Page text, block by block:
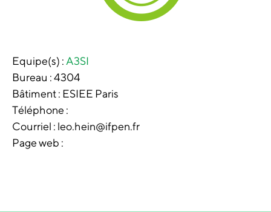
Equipe(s) : A3SI
Bureau :4304
Bâtiment : ESIEE Paris
Téléphone :
Courriel : leo.hein@ifpen.fr
Page web :